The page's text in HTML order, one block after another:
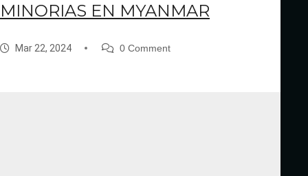
MINORIAS EN MYANMAR
Mar 22, 2024 0 Comment